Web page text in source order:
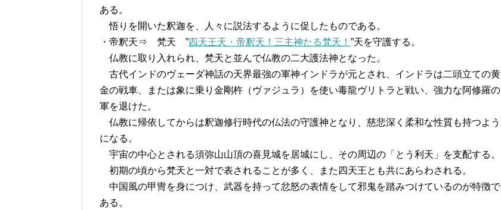
ある。
悟りを開いた釈迦を、人々に説法するように促したものである。
・帝釈天⇒ 梵天 ”四天王天・帝釈天！三主神たる梵天！ ”天を守護する。
仏教に取り入れられ、梵天と並んで仏教の二大護法神となった。
古代インドのヴェーダ神話の天界最強の軍神インドラが元とされ、インドラは二頭立ての黄
金の戦車、または象に乗り金剛杵（ヴァジュラ）を使い毒龍ヴリトラと戦い、強力な阿修羅の
軍を退けた。
仏教に帰依してからは釈迦修行時代の仏法の守護神となり、慈悲深く柔和な性質も持つよう
になる。
宇宙の中心とされる須弥山山頂の喜見城を居城にし、その周辺の「とう利天」を支配する。
初期の頃から梵天と一対で表されることが多く、また四天王とも共にあらわされる。
中国風の甲冑を身につけ、武器を持って忿怒の表情をして邪鬼を踏みつけているのが特徴で
ある。